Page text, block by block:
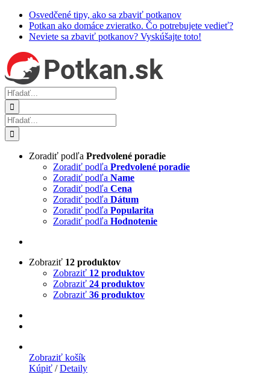
Skip
content
Osvedčené tipy, ako sa zbaviť potkanov
Potkan ako domáce zvieratko. Čo potrebujete vedieť?
Neviete sa zbaviť potkanov? Vyskúšajte toto!
Hľadať:
Hľadať:
Zoradiť podľa Predvolené poradie
Zoradiť podľa Predvolené poradie
Zoradiť podľa Name
Zoradiť podľa Cena
Zoradiť podľa Dátum
Zoradiť podľa Popularita
Zoradiť podľa Hodnotenie
Zobraziť 12 produktov
Zobraziť 12 produktov
Zobraziť 24 produktov
Zobraziť 36 produktov
Zobraziť košík
Kúpiť / Detaily